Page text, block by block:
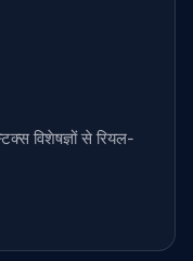
विशेषज्ञों से रियल-